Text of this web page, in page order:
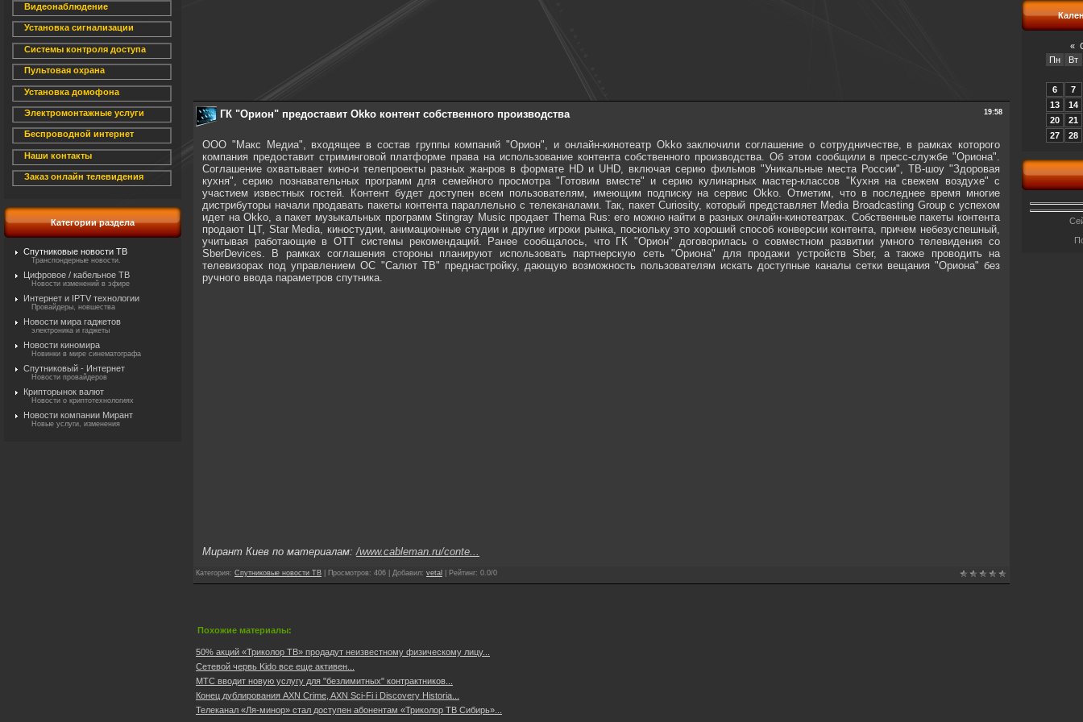
Видеонаблюдение
Установка сигнализации
Системы контроля доступа
Пультовая охрана
Установка домофона
Электромонтажные услуги
Беспроводной интернет
Наши контакты
Заказ онлайн телевидения
Категории раздела
Спутниковые новости ТВ
Транспондерные новости.
Цифровое / кабельное ТВ
Новости изменений в эфире
Интернет и IPTV технологии
Провайдеры, новшества
Новости мира гаджетов
электроника и гаджеты
Новости киномира
Новинки в мире синематографа
Спутниковый - Интернет
Новости провайдеров
Крипторынок валют
Новости о криптотехнологиях
Новости компании Мирант
Новые услуги, изменения
19:58
ГК "Орион" предоставит Оkko контент собственного производства
ООО "Макс Медиа", входящее в состав группы компаний "Орион", и онлайн-кинотеатр Okko заключили соглашение о сотрудничестве, в рамках которого
компания предоставит стриминговой платформе права на использование контента собственного производства. Об этом сообщили в пресс-службе "Ориона".
Соглашение охватывает кино-и телепроекты разных жанров в формате HD и UHD, включая серию фильмов "Уникальные места России", ТВ-шоу "Здоровая
кухня", серию познавательных программ для семейного просмотра "Готовим вместе" и серию кулинарных мастер-классов "Кухня на свежем воздухе" с
участием известных гостей. Контент будет доступен всем пользователям, имеющим подписку на сервис Оkko. Отметим, что в последнее время многие
дистрибуторы начали продавать пакеты контента параллельно с телеканалами. Так, пакет Curiosity, который представляет Мedia Broadcasting Group с успехом
идет на Okko, а пакет музыкальных программ Stingray Music продает Thema Rus: его можно найти в разных онлайн-кинотеатрах. Собственные пакеты контента
продают ЦТ, Star Media, киностудии, анимационные студии и другие игроки рынка, поскольку это хороший способ конверсии контента, причем небезуспешный,
учитывая работающие в ОТТ системы рекомендаций. Ранее сообщалось, что ГК "Орион" договорилась о совместном развитии умного телевидения со
SberDevices. В рамках соглашения стороны планируют использовать партнерскую сеть "Ориона" для продажи устройств Sber, а также проводить на
телевизорах под управлением ОС "Салют ТВ" преднастройку, дающую возможность пользователям искать доступные каналы сетки вещания "Ориона" без
ручного ввода параметров спутника.
Мирант Киев по материалам: /www.cableman.ru/conte...
Категория: Спутниковые новости ТВ Просмотров: 406 Добавил: vetal Рейтинг: 0.0/0
Похожие материалы:
50% акций «Триколор ТВ» продадут неизвестному физическому лицу...
Сетевой червь Kido все еще активен...
МТС вводит новую услугу для "безлимитных" контрактников...
Конец дублирования AXN Crime, AXN Sci-Fi i Discovery Historia...
Телеканал «Ля-минор» стал доступен абонентам «Триколор ТВ Сибирь»...
«
Пн
Вт
6
7
13
14
20
21
27
28